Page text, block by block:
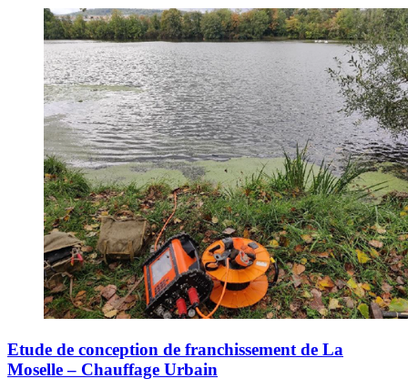
Etude de conception de franchissement de La
Moselle – Chauffage Urbain